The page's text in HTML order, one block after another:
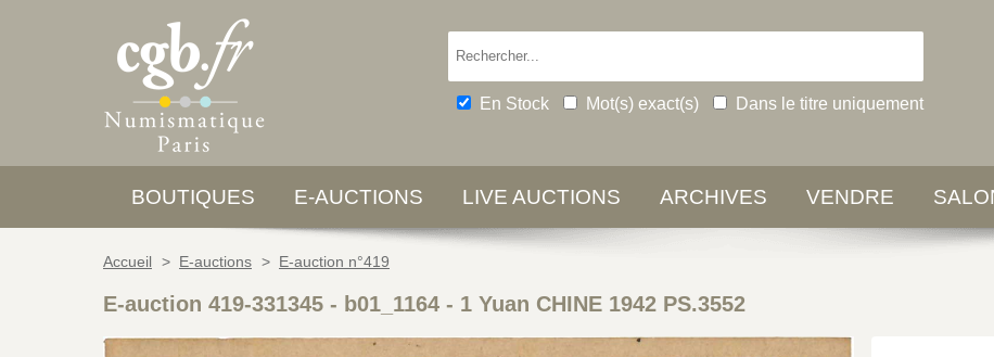
En Stock Mot(s) exact(s) Dans le titre uniquement
BOUTIQUES E-AUCTIONS LIVE AUCTIONS ARCHIVES VENDRE
Accueil > E-auctions > E-auction n°419
E-auction 419-331345 - b01_1164 - 1 Yuan CHINE 1942 PS.3552